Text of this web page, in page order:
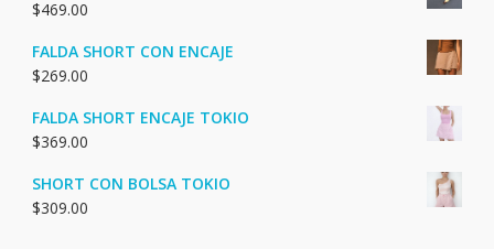
$469.00
FALDA SHORT CON ENCAJE
$269.00
FALDA SHORT ENCAJE TOKIO
$369.00
SHORT CON BOLSA TOKIO
$309.00